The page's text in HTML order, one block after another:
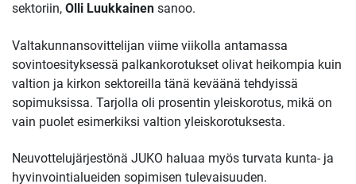
sektoriin, Olli Luukkainen sanoo.
Valtakunnansovittelijan viime viikolla antamassa
sovintoesityksessä palkankorotukset olivat heikompia kuin
valtion ja kirkon sektoreilla tänä keväänä tehdyissä
sopimuksissa. Tarjolla oli prosentin yleiskorotus, mikä on
vain puolet esimerkiksi valtion yleiskorotuksesta.
Neuvottelujärjestönä JUKO haluaa myös turvata kunta- ja
hyvinvointialueiden sopimisen tulevaisuuden.